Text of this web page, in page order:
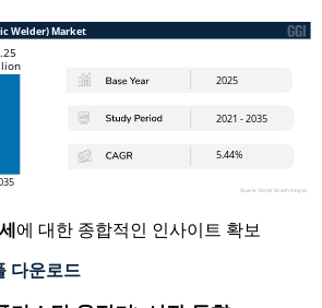
에 대한 종합적인 인사이트 확보
다운로드